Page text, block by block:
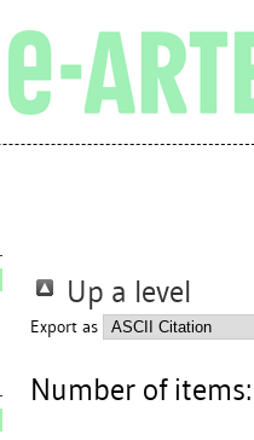
Up a level
Export as
Number of